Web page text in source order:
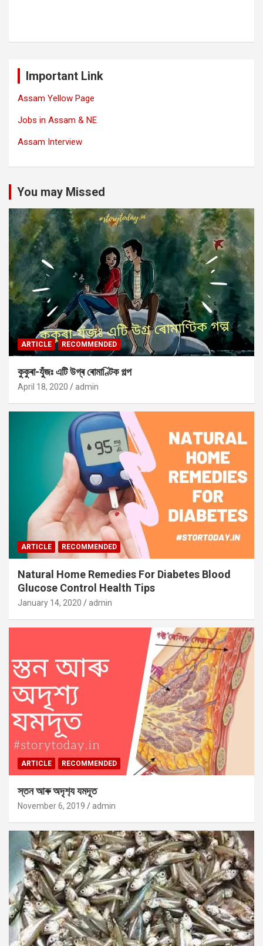
Important Link
Assam Yellow Page
Jobs in Assam & NE
Assam Interview
You may Missed
ARTICLE RECOMMENDED
কুকুৰা-যুঁজঃ এটি উগ্ৰ ৰোমাণ্টিক গল্প
April 18, 2020 admin
ARTICLE RECOMMENDED
Natural Home Remedies For Diabetes Blood
Glucose Control Health Tips
January 14, 2020 admin
ARTICLE RECOMMENDED
স্তন আৰু অদৃশ‍্য যমদূত
November 6, 2019 admin